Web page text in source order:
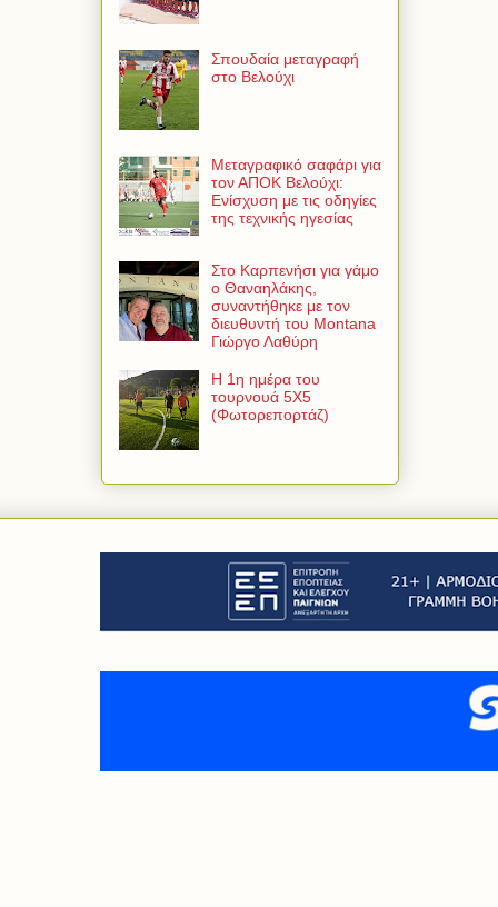
Σπουδαία μεταγραφή
στο Βελούχι
Μεταγραφικό σαφάρι για
τον ΑΠΟΚ Βελούχι:
Ενίσχυση με τις οδηγίες
της τεχνικής ηγεσίας
Στο Καρπενήσι για γάμο
ο Θαναηλάκης,
συναντήθηκε με τον
διευθυντή του Montana
Γιώργο Λαθύρη
Η 1η ημέρα του
τουρνουά 5Χ5
(Φωτορεπορτάζ)